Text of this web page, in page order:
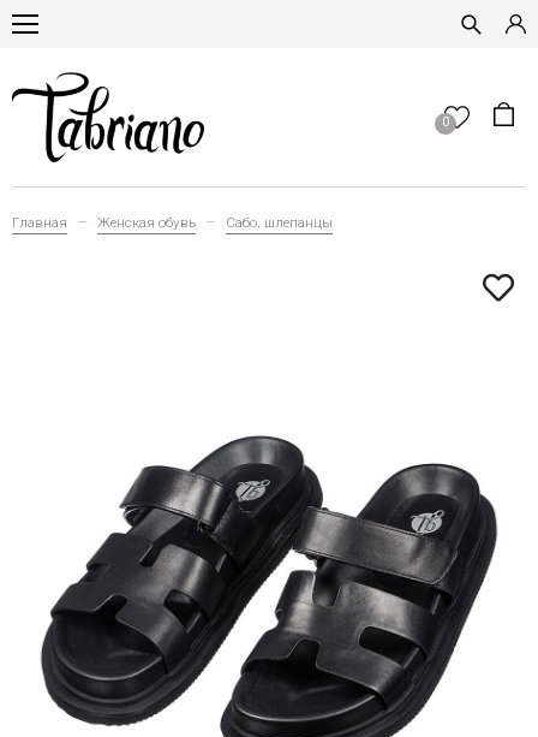
0
Главная Женская обувь Сабо, шлепанцы